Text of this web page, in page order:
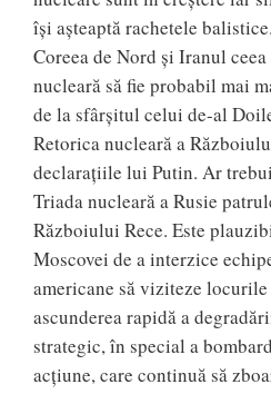
își așteaptă rachetele
Coreea de Nord și Iranul
nucleară să fie probabil mai
de la sfârșitul celui de-al
Retorica nucleară a
declarațiile lui Putin. Ar
Triada nucleară a Rusie
Războiului Rece. Este
Moscovei de a interzice
americane să viziteze locurile
ascunderea rapidă a
strategic, în special a
acțiune, care continuă să